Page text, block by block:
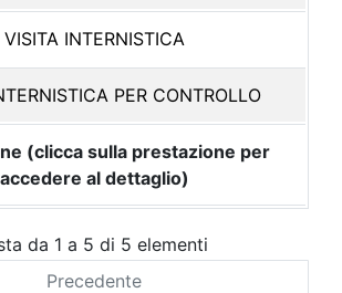
VISITA INTERNISTICA
PER CONTROLLO
(clicca sulla prestazione per
accedere al dettaglio)
da 1 a 5 di 5 elementi
Precedente